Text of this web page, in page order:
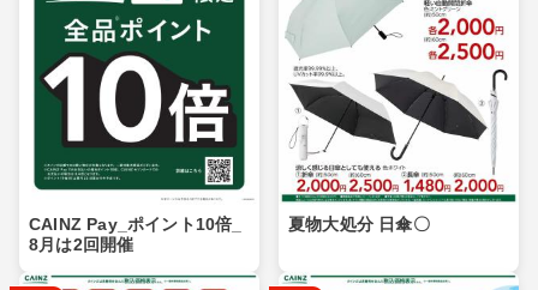
CAINZ Pay_ポイント10倍_
8月は2回開催
夏物大処分 日傘〇